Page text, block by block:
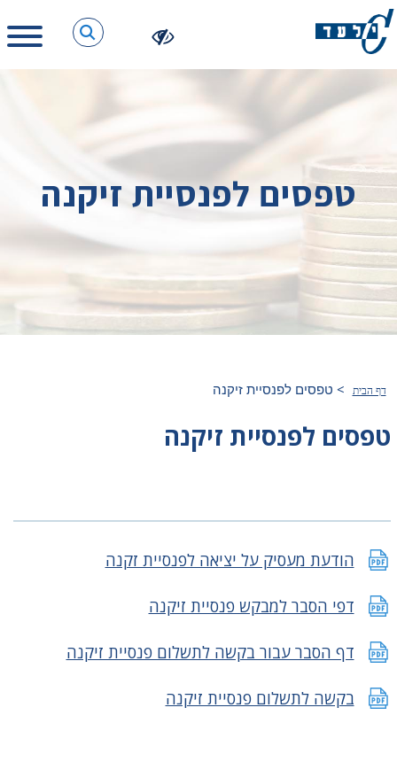
טפסים לפנסיית זיקנה
דף הבית > טפסים לפנסיית זיקנה
טפסים לפנסיית זיקנה
הודעת מעסיק על יציאה לפנסיית זקנה
דפי הסבר למבקש פנסיית זיקנה
דף הסבר עבור בקשה לתשלום פנסיית זיקנה
בקשה לתשלום פנסיית זיקנה